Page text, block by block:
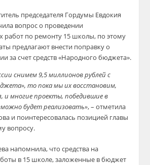
председателя Гордумы Евдокия
вопрос о проведении
работ по ремонту 15 школы, по этому
предлагают внести поправку о
за счет средств «Народного бюджета».
снимем 9,5 миллионов рублей с
то пока мы их восстановим,
и многие проекты, победившие в
будет реализовать», – отметила
и поинтересовалась позицией главы
вопросу.
напомнила, что средства на
в 15 школе, заложенные в бюджет